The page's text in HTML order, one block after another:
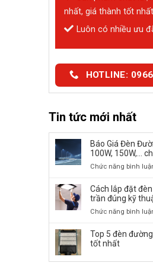
nhất, giá thành tốt nhất
Luôn có nhiều ưu
HOTLINE:
Tin tức mới nhất
Báo Giá Đèn
100W, 150W,…
Chức năng bình
Cách lắp đặt
trần đúng kỹ
Chức năng bình
Top 5 đèn
tốt nhất